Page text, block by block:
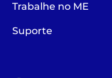
Trabalhe no ME
Suporte